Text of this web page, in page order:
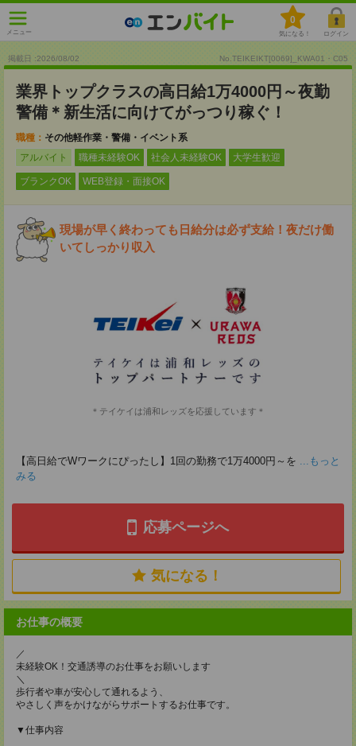
メニュー
0
気になる！ ログイン
掲載日 :2026/08/02 No.TEIKEIKT[0069]_KWA01・C05
業界トップクラスの高日給1万4000円～夜勤
警備＊新生活に向けてがっつり稼ぐ！
職種： その他軽作業・警備・イベント系
アルバイト
職種未経験OK 社会人未経験OK 大学生歓迎
ブランクOK WEB登録・面接OK
現場が早く終わっても日給分は必ず支給！夜だけ働
いてしっかり収入
＊テイケイは浦和レッズを応援しています＊
【高日給でWワークにぴったし】1回の勤務で1万4000円～を ...もっと
みる
応募ページへ
気になる！
お仕事の概要
／
未経験OK！交通誘導のお仕事をお願いします
＼
歩行者や車が安心して通れるよう、
やさしく声をかけながらサポートするお仕事です。
▼仕事内容